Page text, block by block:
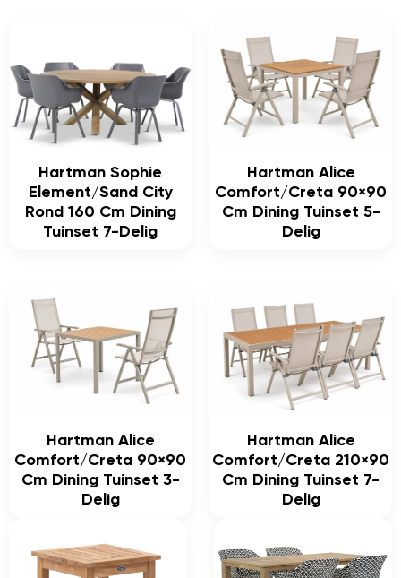
Hartman Sophie
Element/Sand City
Rond 160 Cm Dining
Tuinset 7-Delig
Hartman Alice
Comfort/Creta 90×90
Cm Dining Tuinset 5-
Delig
Hartman Alice
Comfort/Creta 90×90
Cm Dining Tuinset 3-
Delig
Hartman Alice
Comfort/Creta 210×90
Cm Dining Tuinset 7-
Delig